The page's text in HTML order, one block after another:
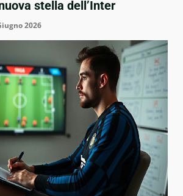
stella dell’Inter
2026